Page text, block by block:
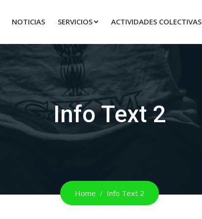
NOTICIAS SERVICIOS ACTIVIDADES COLECTIVAS
Info Text 2
Home Info Text 2